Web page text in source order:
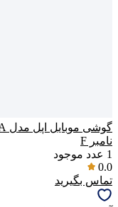
نامبر F
1 عدد موجود
0.0
تماس بگیرید